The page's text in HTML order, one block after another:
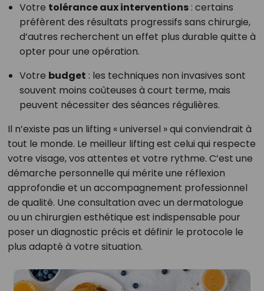
Votre tolérance aux interventions: certains
préfèrent des résultats progressifs sans chirurgie,
d’autres recherchent un effet plus durable quitte à
opter pour une opération.
Votre budget : les techniques non invasives sont
souvent moins coûteuses à court terme, mais
peuvent nécessiter des séances régulières.
Il n’existe pas un lifting « universel » qui conviendrait à
tout le monde. Le meilleur lifting est celui qui respecte
votre visage, vos attentes et votre rythme. C’est une
démarche personnelle qui mérite une réflexion
approfondie et un accompagnement professionnel
de qualité. Une consultation avec un dermatologue
ou un chirurgien esthétique est indispensable pour
poser un diagnostic précis et définir le protocole le
plus adapté à votre situation.